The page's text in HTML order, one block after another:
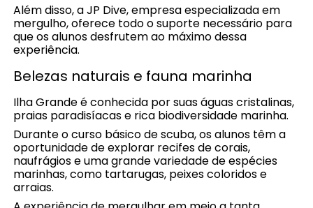
Além disso, a JP Dive, empresa especializada em
mergulho, oferece todo o suporte necessário para
que os alunos desfrutem ao máximo dessa
experiência.
Belezas naturais e fauna marinha
Ilha Grande é conhecida por suas águas cristalinas,
praias paradisíacas e rica biodiversidade marinha.
Durante o curso básico de scuba, os alunos têm a
oportunidade de explorar recifes de corais,
naufrágios e uma grande variedade de espécies
marinhas, como tartarugas, peixes coloridos e
arraias.